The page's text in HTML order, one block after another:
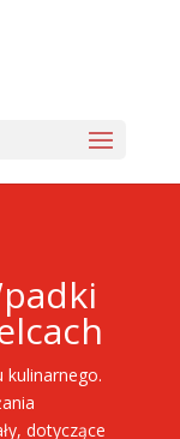
kulinarnego.
dotyczące